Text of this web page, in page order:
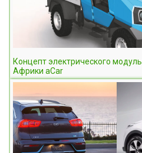
Концепт электрического
Африки aCar